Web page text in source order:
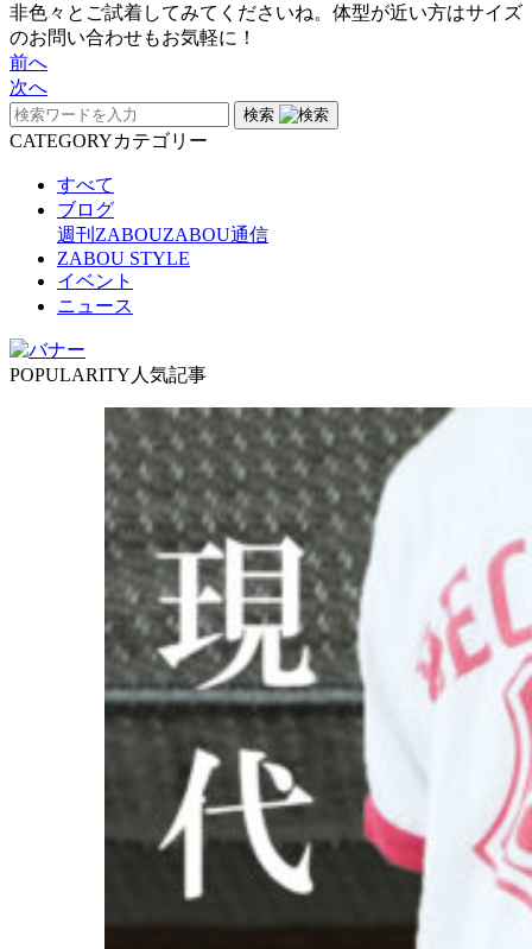
非色々とご試着してみてくださいね。体型が近い方はサイズ
のお問い合わせもお気軽に！
前へ
次へ
検索
CATEGORYカテゴリー
すべて
ブログ
週刊ZABOUZABOU通信
ZABOU STYLE
イベント
ニュース
POPULARITY 人気記事